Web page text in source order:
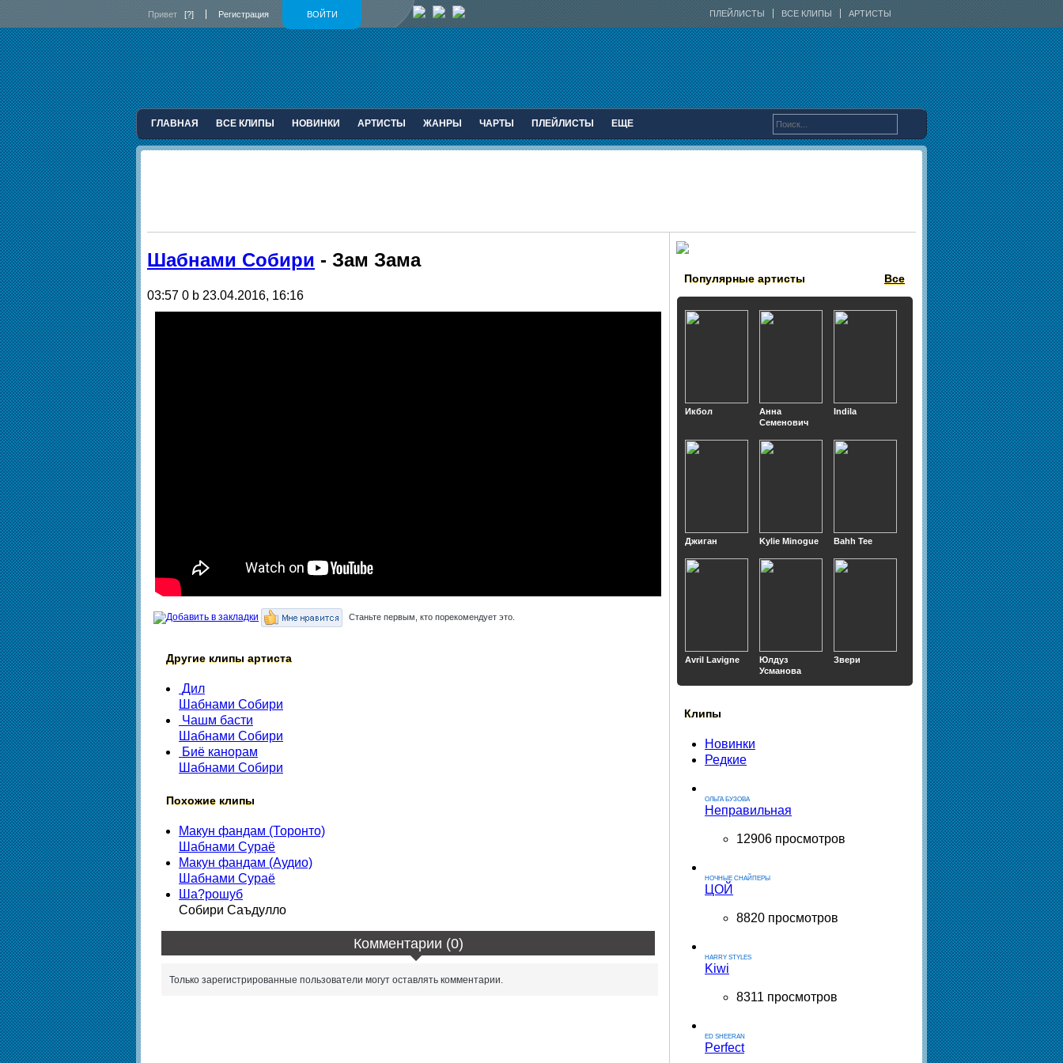
ВОЙТИ
Привет [?] Регистрация ПЛЕЙЛИСТЫ ВСЕ КЛИПЫ АРТИСТЫ
ГЛАВНАЯ ВСЕ КЛИПЫ НОВИНКИ АРТИСТЫ ЖАНРЫ ЧАРТЫ ПЛЕЙЛИСТЫ ЕЩЕ
Шабнами Собири - Зам Зама
03:57 0 b 23.04.2016, 16:16
Популярные артисты Все
Икбол
Анна
Семенович
Indila
Джиган Kylie Minogue Bahh Tee
Avril Lavigne
Юлдуз
Усманова
Звери
Клипы
Новинки
Редкие
ОЛЬГА БУЗОВА
Неправильная
12906 просмотров
НОЧНЫЕ СНАЙПЕРЫ
ЦОЙ
8820 просмотров
HARRY STYLES
Kiwi
8311 просмотров
ED SHEERAN
Perfect
Станьте первым, кто порекомендует это.
Другие клипы артиста
Дил
Шабнами Собири
Чашм басти
Шабнами Собири
Биё канорам
Шабнами Собири
Похожие клипы
Макун фандам (Торонто)
Шабнами Сураё
Макун фандам (Аудио)
Шабнами Сураё
Ша?рошуб
Собири Саъдулло
Комментарии (0)
Только зарегистрированные пользователи могут оставлять комментарии.